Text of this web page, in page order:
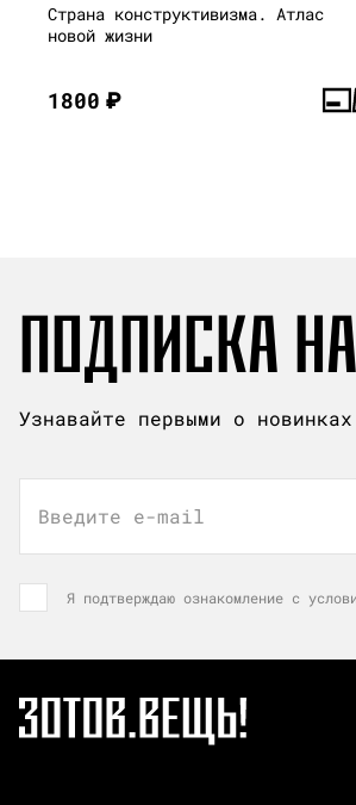
Страна конструктивизма. Атлас
новой жизни
1800₽
ПОДПИСКА
Узнавайте первыми о
Введите e-mail
Я подтверждаю ознакомление с